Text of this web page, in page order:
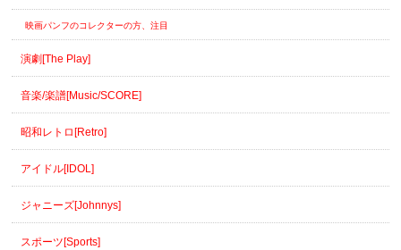
映画パンフのコレクターの方、注目
演劇[The Play]
音楽/楽譜[Music/SCORE]
昭和レトロ[Retro]
アイドル[IDOL]
ジャニーズ[Johnnys]
スポーツ[Sports]